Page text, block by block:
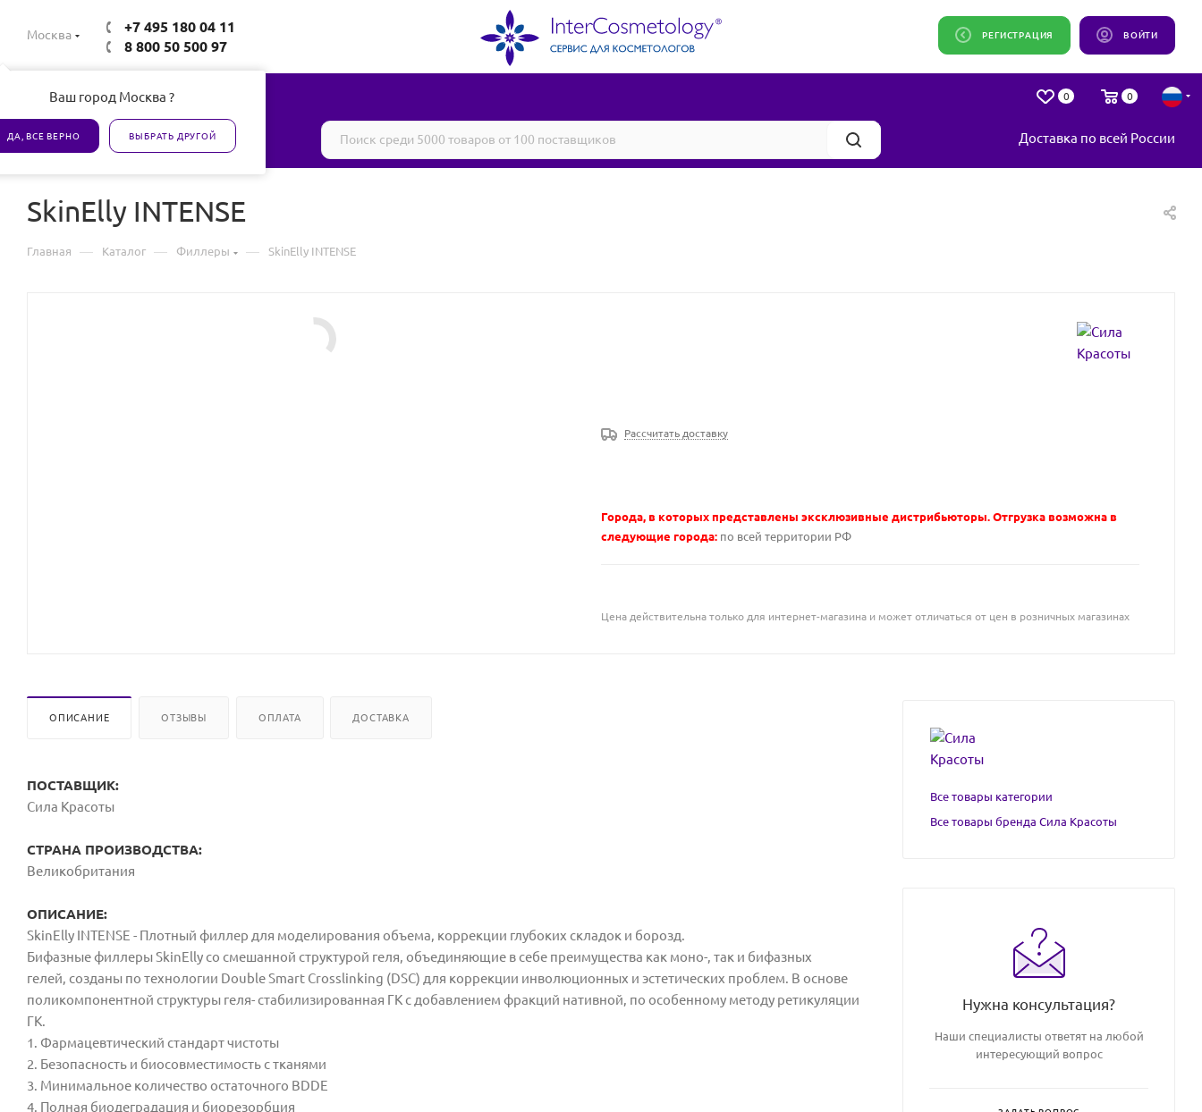
Москва
Ваш город Москва ?
ДА, ВСЕ ВЕРНО ВЫБРАТЬ ДРУГОЙ
+7 495 180 04 11
8 800 50 500 97
ВОЙТИ
РЕГИСТРАЦИЯ
0 0
Все товары сертифицированы Доставка по всей России
SkinElly INTENSE
Главная — Каталог — Филлеры — SkinElly INTENSE
Рассчитать доставку
Города, в которых представлены эксклюзивные дистрибьюторы. Отгрузка возможна в
следующие города: по всей территории РФ
Цена действительна только для интернет-магазина и может отличаться от цен в розничных магазинах
ОПИСАНИЕ ОТЗЫВЫ ОПЛАТА ДОСТАВКА
ПОСТАВЩИК:
Сила Красоты
СТРАНА ПРОИЗВОДСТВА:
Великобритания
ОПИСАНИЕ:
SkinElly INTENSE - Плотный филлер для моделирования объема, коррекции глубоких складок и борозд.
Бифазные филлеры SkinElly со смешанной структурой геля, объединяющие в себе преимущества как моно-, так и бифазных
гелей, созданы по технологии Double Smart Crosslinking (DSC) для коррекции инволюционных и эстетических проблем. В основе
поликомпонентной структуры геля- стабилизированная ГК с добавлением фракций нативной, по особенному методу ретикуляции
ГК.
1. Фармацевтический стандарт чистоты
2. Безопасность и биосовместимость с тканями
3. Минимальное количество остаточного BDDE
4. Полная биодеградация и биорезорбция
Все товары категории
Все товары бренда Сила Красоты
Нужна консультация?
Наши специалисты ответят на любой
интересующий вопрос